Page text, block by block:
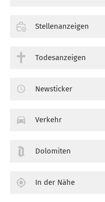
Stellenanzeigen
Todesanzeigen
Newsticker
Verkehr
Dolomiten
In der Nähe